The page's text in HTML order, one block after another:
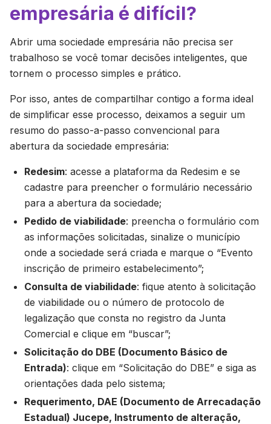
empresária é difícil?
Abrir uma sociedade empresária não precisa ser
trabalhoso se você tomar decisões inteligentes, que
tornem o processo simples e prático.
Por isso, antes de compartilhar contigo a forma ideal
de simplificar esse processo, deixamos a seguir um
resumo do passo-a-passo convencional para
abertura da sociedade empresária:
Redesim: acesse a plataforma da Redesim e se
cadastre para preencher o formulário necessário
para a abertura da sociedade;
Pedido de viabilidade: preencha o formulário com
as informações solicitadas, sinalize o município
onde a sociedade será criada e marque o “Evento
inscrição de primeiro estabelecimento”;
Consulta de viabilidade: fique atento à solicitação
de viabilidade ou o número de protocolo de
legalização que consta no registro da Junta
Comercial e clique em “buscar”;
Solicitação do DBE (Documento Básico de
Entrada): clique em “Solicitação do DBE” e siga as
orientações dada pelo sistema;
Requerimento, DAE (Documento de Arrecadação
Estadual) Jucepe, Instrumento de alteração,